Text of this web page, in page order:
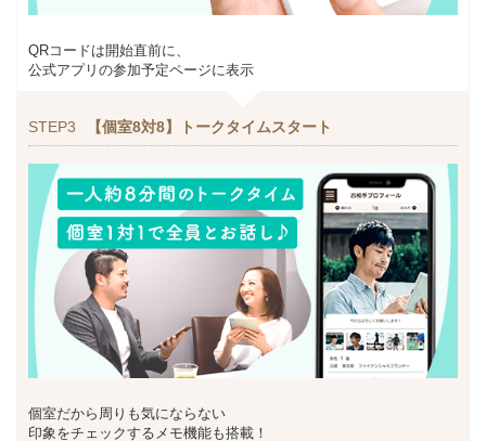
QRコードは開始直前に、
公式アプリの参加予定ページに表示
STEP3 【個室8対8】トークタイムスタート
個室だから周りも気にならない
印象をチェックするメモ機能も搭載！